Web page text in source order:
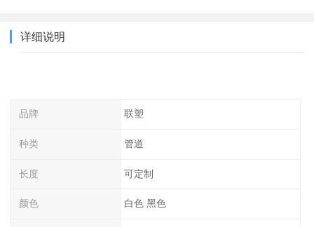
详细说明
品牌 联塑
种类 管道
长度 可定制
颜色 白色 黑色